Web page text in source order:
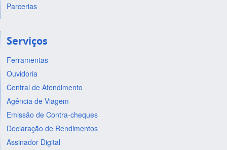
Parcerias
Serviços
Ferramentas
Ouvidoria
Central de Atendimento
Agência de Viagem
Emissão de Contra-cheques
Declaração de Rendimentos
Assinador Digital